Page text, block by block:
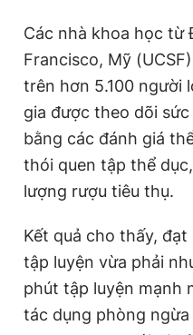
Các nhà khoa học từ
Francisco, Mỹ
trên hơn 5.100 người
gia được theo dõi
bằng các đánh giá
thói quen tập thể
lượng rượu tiêu thụ.
Kết quả cho thấy,
tập luyện vừa phải
phút tập luyện mạnh
tác dụng phòng